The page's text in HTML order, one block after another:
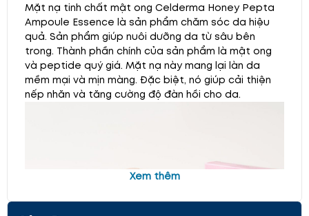
Mặt nạ tinh chất mật ong Celderma Honey Pepta
Ampoule Essence là sản phẩm chăm sóc da hiệu
quả. Sản phẩm giúp nuôi dưỡng da từ sâu bên
trong. Thành phần chính của sản phẩm là mật ong
và peptide quý giá. Mặt nạ này mang lại làn da
mềm mại và mịn màng. Đặc biệt, nó giúp cải thiện
nếp nhăn và tăng cường độ đàn hồi cho da.
Xem thêm